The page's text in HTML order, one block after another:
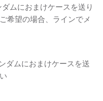
ムにおまけケースを送り
希望の場合、ラインでメ
ダムにおまけケースを送